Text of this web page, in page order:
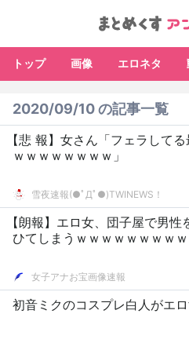
トップ 画像 エロネタ
2020/09/10 の記事一覧
【悲 報】女さん「フェラして
ｗｗｗｗｗｗｗｗ」
雪夜速報(●ﾟДﾟ●)TWINEWS！
【朗報】エロ女、団子屋で男性
ひてしまうｗｗｗｗｗｗｗｗ
女子アナお宝画像速報
初音ミクのコスプレ白人がエ